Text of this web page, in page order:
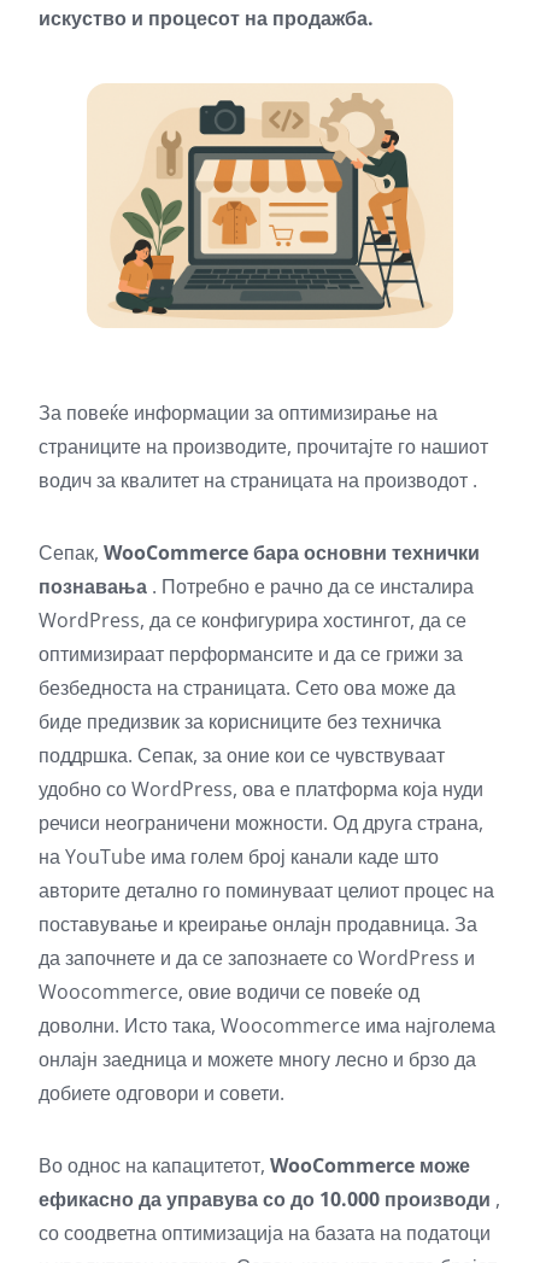
искуство и процесот на продажба.
За повеќе информации за оптимизирање на
страниците на производите, прочитајте го нашиот
водич за квалитет на страницата на производот .
Сепак, WooCommerce бара основни технички
познавања . Потребно е рачно да се инсталира
WordPress, да се конфигурира хостингот, да се
оптимизираат перформансите и да се грижи за
безбедноста на страницата. Сето ова може да
биде предизвик за корисниците без техничка
поддршка. Сепак, за оние кои се чувствуваат
удобно со WordPress, ова е платформа која нуди
речиси неограничени можности. Од друга страна,
на YouTube има голем број канали каде што
авторите детално го поминуваат целиот процес на
поставување и креирање онлајн продавница. За
да започнете и да се запознаете со WordPress и
Woocommerce, овие водичи се повеќе од
доволни. Исто така, Woocommerce има најголема
онлајн заедница и можете многу лесно и брзо да
добиете одговори и совети.
Во однос на капацитетот, WooCommerce може
ефикасно да управува со до 10.000 производи ,
со соодветна оптимизација на базата на податоци